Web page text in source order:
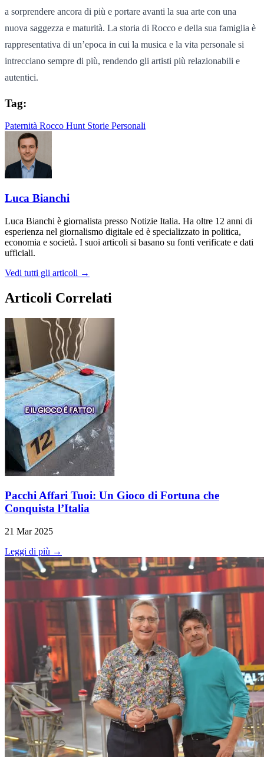
a sorprendere ancora di più e portare avanti la sua arte con una
nuova saggezza e maturità. La storia di Rocco e della sua famiglia è
rappresentativa di un’epoca in cui la musica e la vita personale si
intrecciano sempre di più, rendendo gli artisti più relazionabili e
autentici.
Tag:
Paternità Rocco Hunt Storie Personali
Luca Bianchi
Luca Bianchi è giornalista presso Notizie Italia. Ha oltre 12 anni di
esperienza nel giornalismo digitale ed è specializzato in politica,
economia e società. I suoi articoli si basano su fonti verificate e dati
ufficiali.
Vedi tutti gli articoli →
Articoli Correlati
Pacchi Affari Tuoi: Un Gioco di Fortuna che
Conquista l’Italia
21 Mar 2025
Leggi di più →